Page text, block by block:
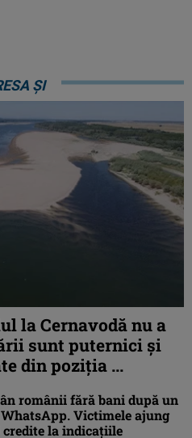
ȘI
la Cernavodă nu a
sunt puternici şi
din poziţia ...
românii fără bani după un
Victimele ajung
credite la indicațiile